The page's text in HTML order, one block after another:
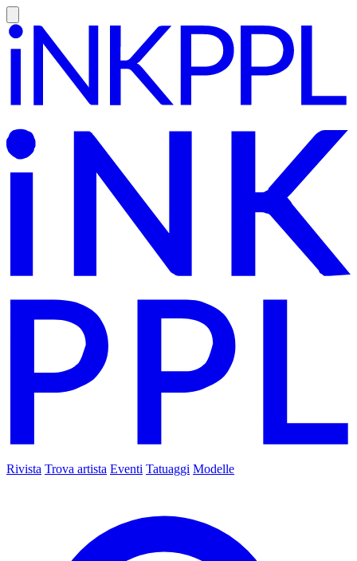
Rivista Trova artista Eventi Tatuaggi Modelle